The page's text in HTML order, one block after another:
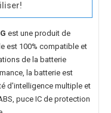
est une produit de
est 100% compatible et
de la batterie
la batterie est
d'intelligence multiple et
puce IC de protection